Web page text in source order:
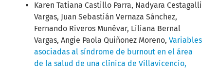
Karen Tatiana Castillo Parra, Nadyara Cestagalli
Vargas, Juan Sebastián Vernaza Sánchez,
Fernando Riveros Munévar, Liliana Bernal
Vargas, Angie Paola Quiñonez Moreno, Variables
asociadas al síndrome de burnout en el área
de la salud de una clínica de Villavicencio,